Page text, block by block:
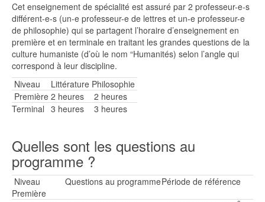
Cet enseignement de spécialité est assuré par 2 professeur-e-s
différent-e-s (un-e professeur-e de lettres et un-e professeur-e
de philosophie) qui se partagent l’horaire d’enseignement en
première et en terminale en traitant les grandes questions de la
culture humaniste (d’où le nom “Humanités) selon l’angle qui
correspond à leur discipline.
Niveau
Littérature Philosophie
Première 2 heures
2 heures
Terminal 3 heures 3 heures
Quelles sont les questions au
programme ?
Niveau
Première
Questions au programmePériode de référence